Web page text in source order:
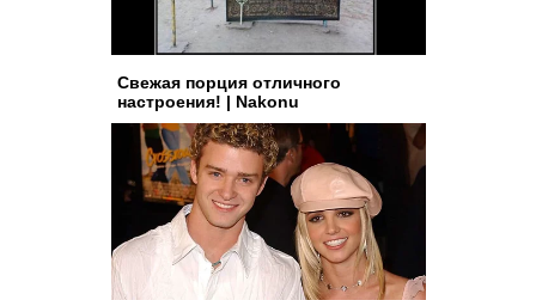
Свежая порция отличного
настроения! | Nakonu